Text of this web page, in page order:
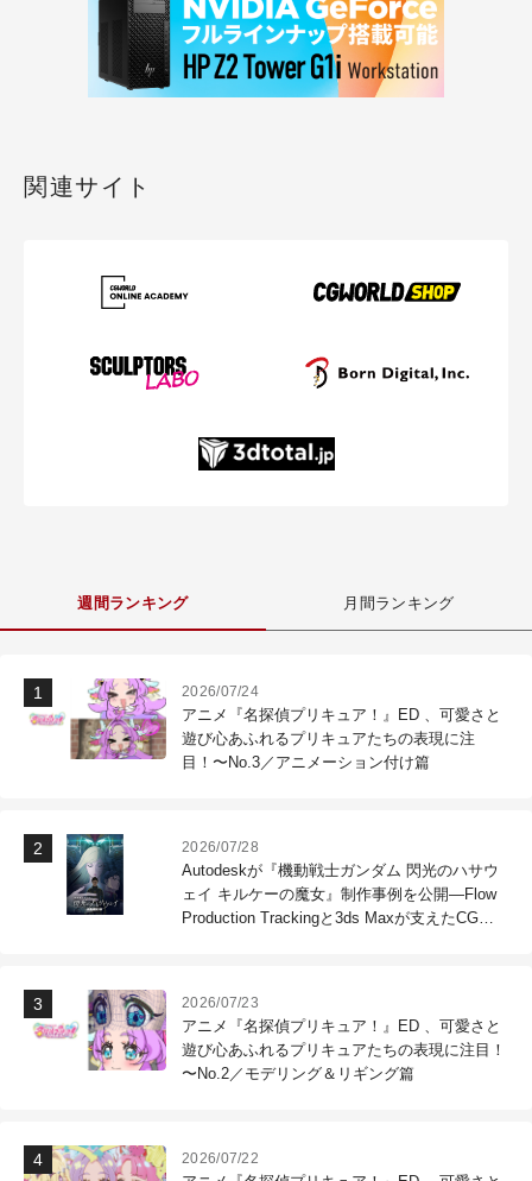
関連サイト
週間ランキング 月間ランキング
2026/07/24
アニメ『名探偵プリキュア！』ED 、可愛さと
遊び心あふれるプリキュアたちの表現に注
目！〜No.3／アニメーション付け篇
2026/07/28
Autodeskが『機動戦士ガンダム 閃光のハサウ
ェイ キルケーの魔女』制作事例を公開―Flow
Production Trackingと3ds Maxが支えたCG制
2026/07/23
アニメ『名探偵プリキュア！』ED 、可愛さと
遊び心あふれるプリキュアたちの表現に注目！
〜No.2／モデリング＆リギング篇
2026/07/22